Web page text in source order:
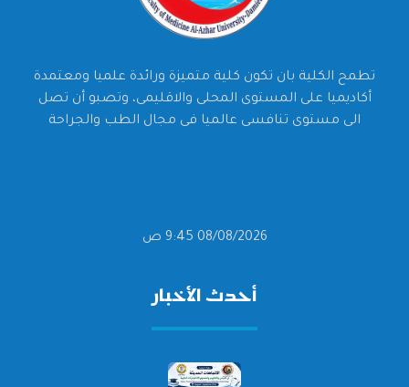
تطمح الكلية بان تكون كلية متميزة ورائدة علميا ومعتمدة
أكاديميا على المستوى المحلى والاقليمى، وتصبو أن تصل
الى مستوى تنافسى عالميا فى مجال الطب والجراحة
08/08/2026 9:45 ص
أحدث الأخبار